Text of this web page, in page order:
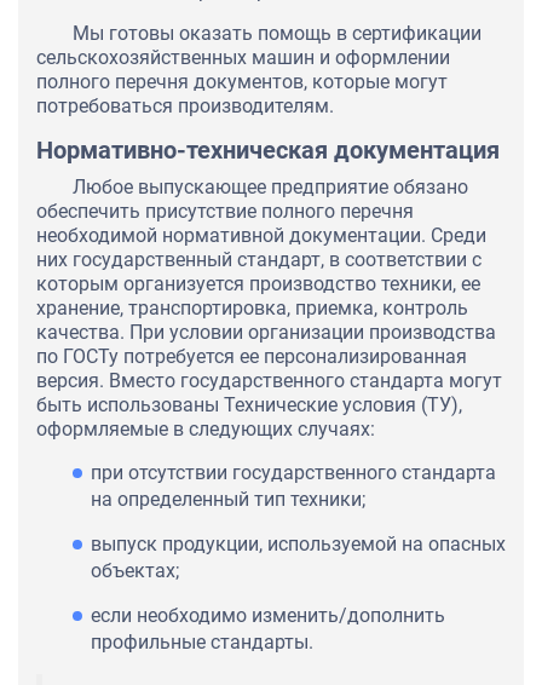
Мы готовы оказать помощь в сертификации
сельскохозяйственных машин и оформлении
полного перечня документов, которые могут
потребоваться производителям.
Нормативно-техническая документация
Любое выпускающее предприятие обязано
обеспечить присутствие полного перечня
необходимой нормативной документации. Среди
них государственный стандарт, в соответствии с
которым организуется производство техники, ее
хранение, транспортировка, приемка, контроль
качества. При условии организации производства
по ГОСТу потребуется ее персонализированная
версия. Вместо государственного стандарта могут
быть использованы Технические условия (ТУ),
оформляемые в следующих случаях:
при отсутствии государственного стандарта
на определенный тип техники;
выпуск продукции, используемой на опасных
объектах;
если необходимо изменить/дополнить
профильные стандарты.